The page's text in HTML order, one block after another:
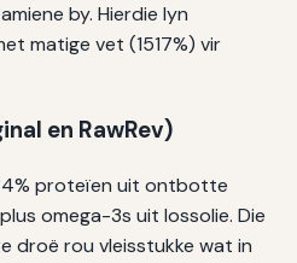
by. Hierdie lyn
matige vet (1517%) vir
en RawRev)
proteïen uit ontbotte
omega-3s uit lossolie. Die
droë rou vleisstukke wat in